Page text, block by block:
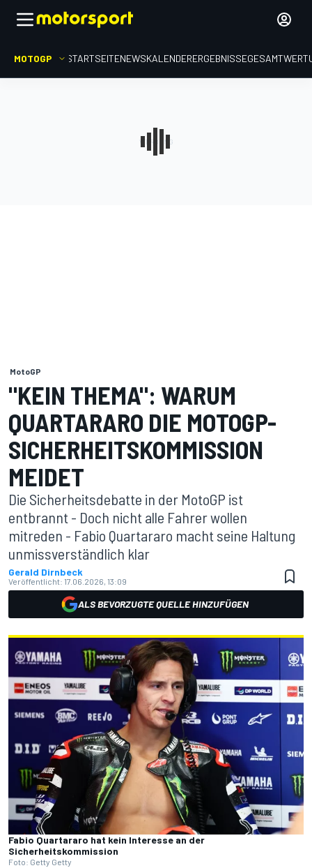
MOTOGP STARTSEITENEWSKALENDERERGEBNISSE
MotoGP
"KEIN THEMA": WARUM
QUARTARARO DIE MOTOGP-
SICHERHEITSKOMMISSION
MEIDET
Die Sicherheitsdebatte in der MotoGP ist
entbrannt - Doch nicht alle Fahrer wollen
mitreden - Fabio Quartararo macht seine Haltung
unmissverständlich klar
Gerald Dirnbeck
Veröffentlicht: 17.06.2026, 13:09
ALS BEVORZUGTE QUELLE HINZUFÜGEN
Fabio Quartararo hat kein Interesse an der
Sicherheitskommission
Foto: Getty Getty